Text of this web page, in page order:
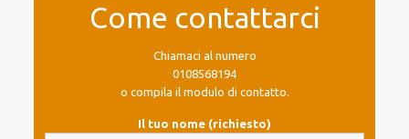
Come contattarci
Chiamaci al numero
0108568194
o compila il modulo di contatto.
Il tuo nome (richiesto)